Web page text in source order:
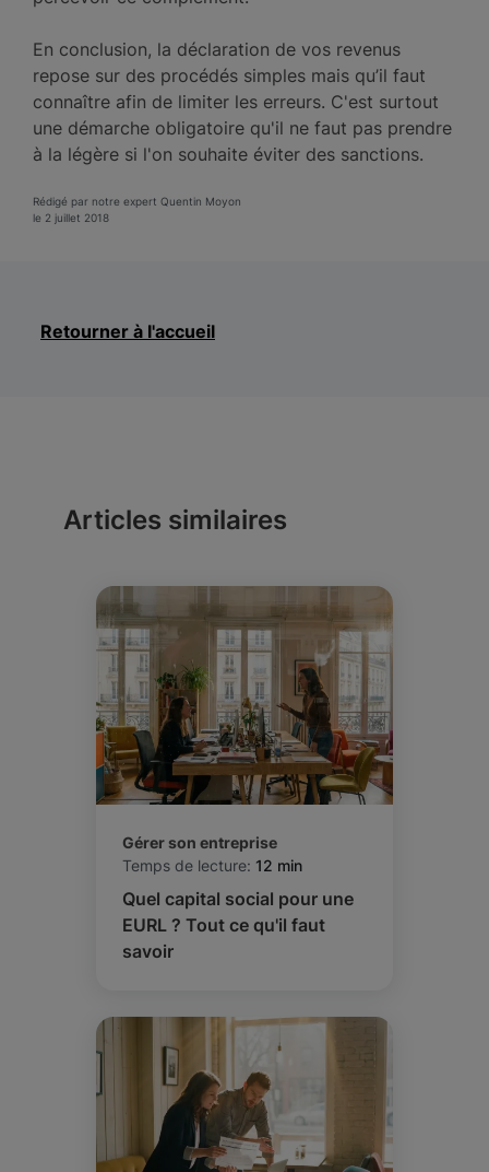
En conclusion, la déclaration de vos revenus
repose sur des procédés simples mais qu’il faut
connaître afin de limiter les erreurs. C'est surtout
une démarche obligatoire qu'il ne faut pas prendre
à la légère si l'on souhaite éviter des sanctions.
Rédigé par notre expert Quentin Moyon
le 2 juillet 2018
Retourner à l'accueil
Articles similaires
Gérer son entreprise
Temps de lecture: 12 min
Quel capital social pour une
EURL ? Tout ce qu'il faut
savoir